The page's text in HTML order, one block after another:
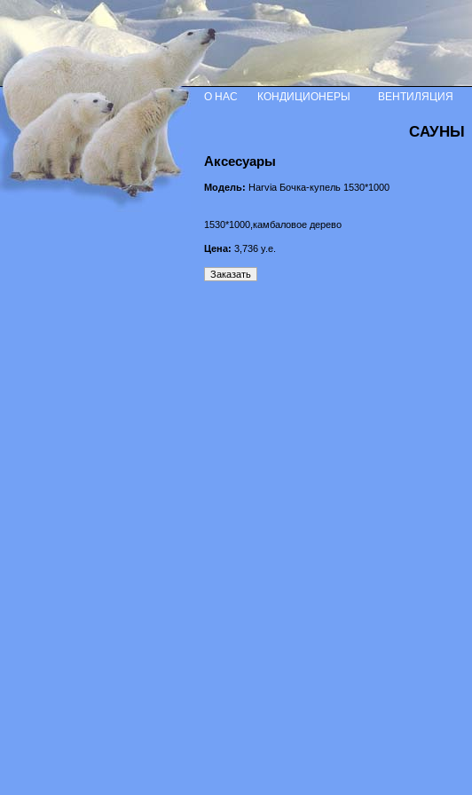
САУНЫ
Аксесуары
Модель: Harvia Бочка-купель 1530*1000
1530*1000,камбаловое дерево
Цена: 3,736 у.е.
О НАС КОНДИЦИОНЕРЫ ВЕНТИЛЯЦИЯ